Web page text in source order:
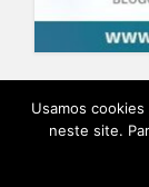
Home Blog
Ensaio
© 2026 Destino
Usamos
neste site.